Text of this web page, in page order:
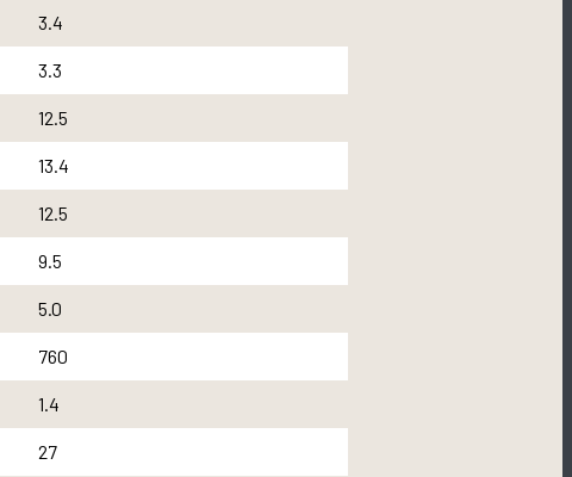
3.4
3.3
12.5
13.4
12.5
9.5
5.0
760
1.4
27